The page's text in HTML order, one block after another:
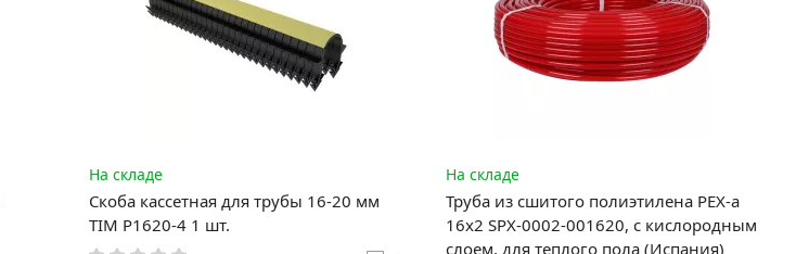
На складе
Скоба кассетная для трубы 16-20 мм
TIM P1620-4 1 шт.
На складе
Труба из сшитого полиэтилена PEX-a
16х2 SPX-0002-001620, с кислородным
слоем, для теплого пола (Испания)